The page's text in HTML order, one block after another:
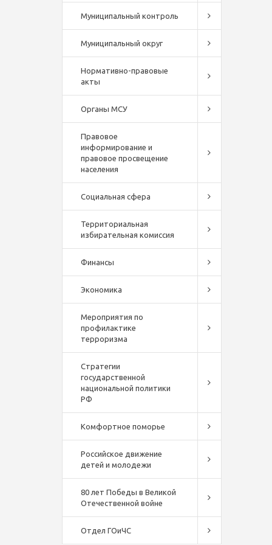
Муниципальный контроль
Муниципальный округ
Нормативно-правовые
акты
Органы МСУ
Правовое
информирование и
правовое просвещение
населения
Социальная сфера
Территориальная
избирательная комиссия
Финансы
Экономика
Мероприятия по
профилактике
терроризма
Стратегии
государственной
национальной политики
РФ
Комфортное поморье
Российское движение
детей и молодежи
80 лет Победы в Великой
Отечественной войне
Отдел ГОиЧС